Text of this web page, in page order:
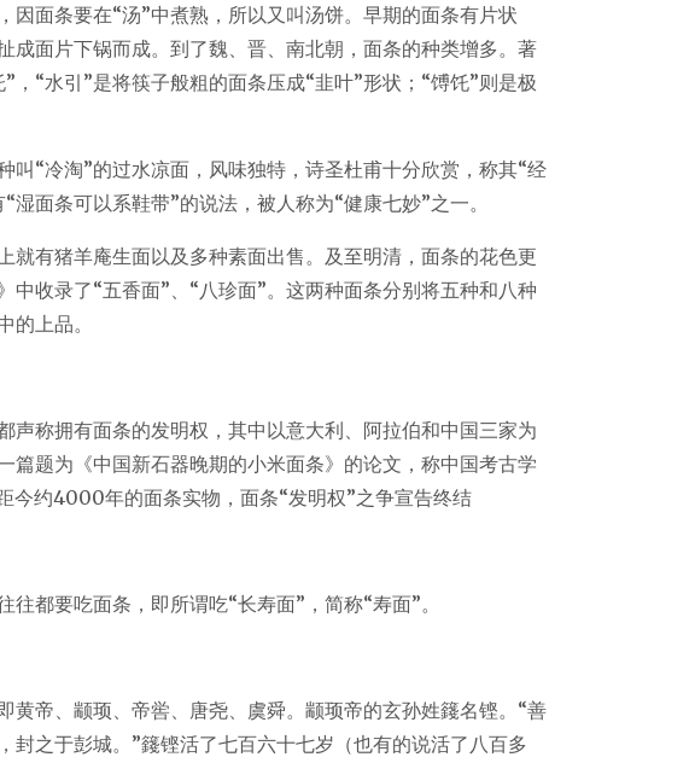
因面条要在“汤”中煮熟，所以又叫汤饼。早期的面条有片状
成面片下锅而成。到了魏、晋、南北朝，面条的种类增多。著
，“水引”是将筷子般粗的面条压成“韭叶”形状；“馎饦”则是极
叫“冷淘”的过水凉面，风味独特，诗圣杜甫十分欣赏，称其“经
面条可以系鞋带”的说法，被人称为“健康七妙”之一。
就有猪羊庵生面以及多种素面出售。及至明清，面条的花色更
中收录了“五香面”、“八珍面”。这两种面条分别将五种和八种
的上品。
声称拥有面条的发明权，其中以意大利、阿拉伯和中国三家为
篇题为《中国新石器晚期的小米面条》的论文，称中国考古学
今约4000年的面条实物，面条“发明权”之争宣告终结
都要吃面条，即所谓吃“长寿面”，简称“寿面”。
黄帝、颛顼、帝喾、唐尧、虞舜。颛顼帝的玄孙姓籛名铿。“善
封之于彭城。”籛铿活了七百六十七岁（也有的说活了八百多